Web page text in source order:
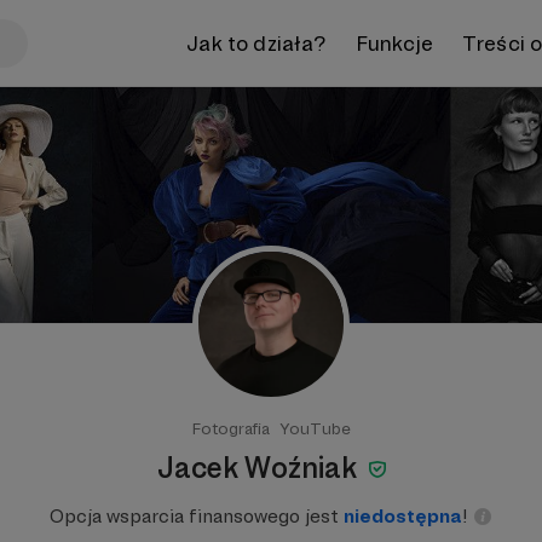
Jak to działa? Funkcje Treści
Fotografia YouTube
Jacek Woźniak
Opcja wsparcia finansowego jest niedostępna!